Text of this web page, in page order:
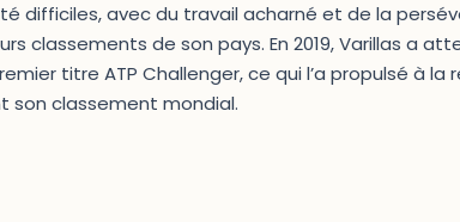
difficiles, avec du travail acharné et de la
classements de son pays. En 2019, Varillas a
titre ATP Challenger, ce qui l’a propulsé à la
son classement mondial.